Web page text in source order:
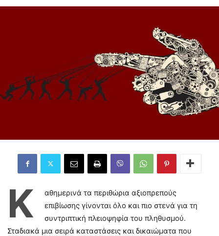
Κ
αθημερινά τα περιθώρια αξιοπρεπούς
επιβίωσης γίνονται όλο και πιο στενά για τη
συντριπτική πλειοψηφία του πληθυσμού.
Σταδιακά μια σειρά καταστάσεις και δικαιώματα που